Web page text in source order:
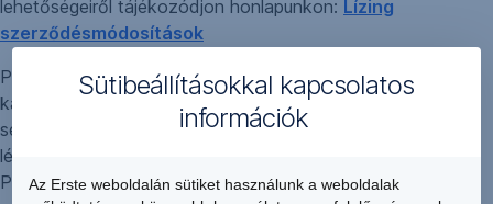
lehetőségeiről tájékozódjon honlapunkon: Lízing
szerződésmódosítások
Pénzügyi kérdésekkel, panaszokkal, adósságrendezéssel
kapcsolatosan
díjmentes
fogyasztóvédelmi tanácsadást,
segítségnyújtást kaphat a Magyar Nemzeti Bank által
létrehozott, Budapesten és a megyeszékhelyeken működő
Pénzügyi Navigátor Tanácsadó Irodahálózat független
Sütibeállításokkal kapcsolatos
információk
Az Erste weboldalán sütiket használunk a weboldalak